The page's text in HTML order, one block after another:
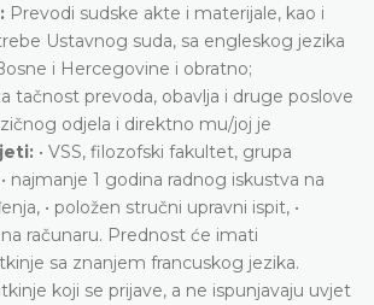
Prevodi sudske akte i materijale, kao i
Ustavnog suda, sa engleskog jezika
i Hercegovine i obratno;
tačnost prevoda, obavlja i druge poslove
odjela i direktno mu/joj je
• VSS, filozofski fakultet, grupa
najmanje 1 godina radnog iskustva na
• položen stručni upravni ispit, •
računaru. Prednost će imati
sa znanjem francuskog jezika.
koji se prijave, a ne ispunjavaju uvjet